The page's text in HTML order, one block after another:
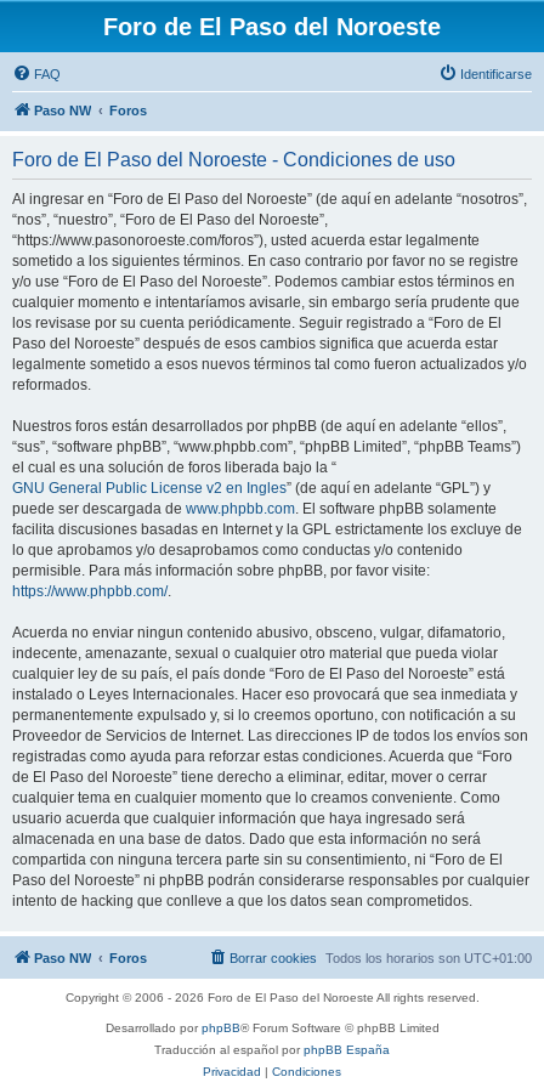
Foro de El Paso del Noroeste
FAQ Identificarse
Paso NW Foros
Foro de El Paso del Noroeste - Condiciones de uso
Al ingresar en “Foro de El Paso del Noroeste” (de aquí en adelante “nosotros”,
“nos”, “nuestro”, “Foro de El Paso del Noroeste”,
“https://www.pasonoroeste.com/foros”), usted acuerda estar legalmente
sometido a los siguientes términos. En caso contrario por favor no se registre
y/o use “Foro de El Paso del Noroeste”. Podemos cambiar estos términos en
cualquier momento e intentaríamos avisarle, sin embargo sería prudente que
los revisase por su cuenta periódicamente. Seguir registrado a “Foro de El
Paso del Noroeste” después de esos cambios significa que acuerda estar
legalmente sometido a esos nuevos términos tal como fueron actualizados y/o
reformados.
Nuestros foros están desarrollados por phpBB (de aquí en adelante “ellos”,
“sus”, “software phpBB”, “www.phpbb.com”, “phpBB Limited”, “phpBB Teams”)
el cual es una solución de foros liberada bajo la “
GNU General Public License v2 en Ingles” (de aquí en adelante “GPL”) y
puede ser descargada de www.phpbb.com. El software phpBB solamente
facilita discusiones basadas en Internet y la GPL estrictamente los excluye de
lo que aprobamos y/o desaprobamos como conductas y/o contenido
permisible. Para más información sobre phpBB, por favor visite:
https://www.phpbb.com/.
Acuerda no enviar ningun contenido abusivo, obsceno, vulgar, difamatorio,
indecente, amenazante, sexual o cualquier otro material que pueda violar
cualquier ley de su país, el país donde “Foro de El Paso del Noroeste” está
instalado o Leyes Internacionales. Hacer eso provocará que sea inmediata y
permanentemente expulsado y, si lo creemos oportuno, con notificación a su
Proveedor de Servicios de Internet. Las direcciones IP de todos los envíos son
registradas como ayuda para reforzar estas condiciones. Acuerda que “Foro
de El Paso del Noroeste” tiene derecho a eliminar, editar, mover o cerrar
cualquier tema en cualquier momento que lo creamos conveniente. Como
usuario acuerda que cualquier información que haya ingresado será
almacenada en una base de datos. Dado que esta información no será
compartida con ninguna tercera parte sin su consentimiento, ni “Foro de El
Paso del Noroeste” ni phpBB podrán considerarse responsables por cualquier
intento de hacking que conlleve a que los datos sean comprometidos.
Paso NW Foros Todos los horarios son UTC+01:00
Borrar cookies
Copyright © 2006 - 2026 Foro de El Paso del Noroeste All rights reserved.
Desarrollado porphpBB® Forum Software © phpBB Limited
Traducción al español porphpBB España
Privacidad | Condiciones